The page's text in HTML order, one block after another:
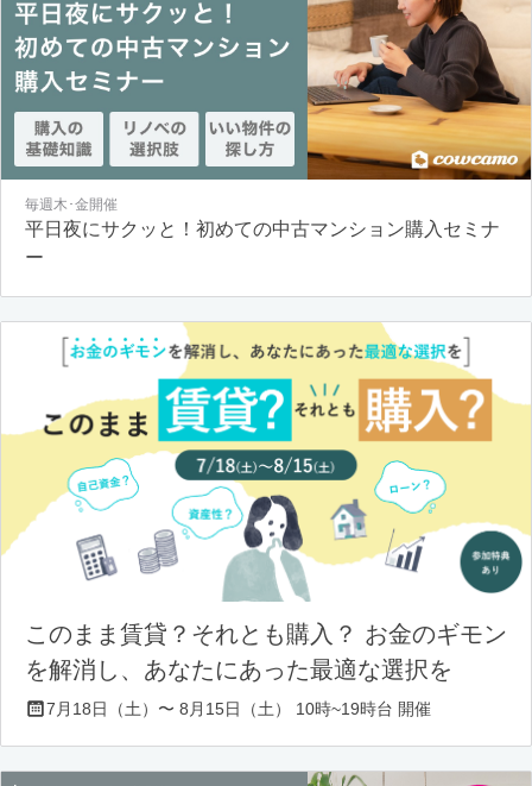
毎週木･金開催
平日夜にサクッと！初めての中古マンション購入セミナ
ー
このまま賃貸？それとも購入？ お金のギモン
を解消し、あなたにあった最適な選択を
7月18日（土）〜 8月15日（土） 10時~19時台 開催